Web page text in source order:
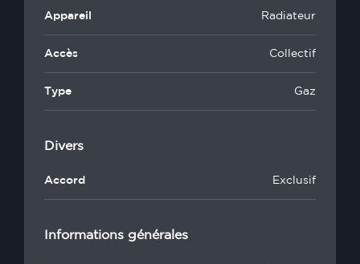
Appareil Radiateur
Accès Collectif
Type Gaz
Divers
Accord Exclusif
Informations générales